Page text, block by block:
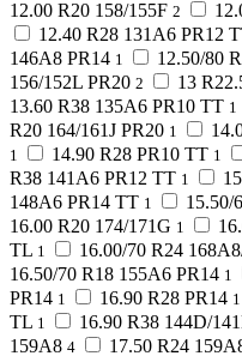
12.00 R20 158/155F 2
12.40 R28 131A6 PR12
146A8 PR14 1 12.50/80
156/152L PR20 2 13
13.60 R38 135A6 PR10 TT 1
R20 164/161J PR20 1
1 14.90 R28 PR10 TT 1
R38 141A6 PR12 TT 1
148A6 PR14 TT 1 15.50/
16.00 R20 174/171G 1
TL 1 16.00/70 R24
16.50/70 R18 155A6 PR14 1
PR14 1 16.90 R28 PR14 1
TL 1 16.90 R38 144D/
159A8 4 17.50 R24